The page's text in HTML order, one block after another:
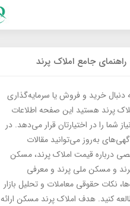
راهنمای جامع املاک پرند
دنبال خرید و فروش یا سرمایه‌گذاری
پرند هستید این صفحه اطلاعات
شما را در اختیارتان قرار می‌دهد. در
به‌روز می‌توانید مقالات
درباره قیمت املاک پرند، مسکن
و مسکن ملی پرند و معرفی
نکات حقوقی معاملات و تحلیل بازار
کنید. هدف املاک پرند مسکن ارائه